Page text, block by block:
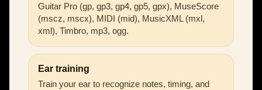
Guitar Pro (gp, gp3, gp4, gp5, gpx), MuseScore
(mscz, mscx), MIDI (mid), MusicXML (mxl,
xml), Timbro, mp3, ogg.
Ear training
Train your ear to recognize notes, timing, and